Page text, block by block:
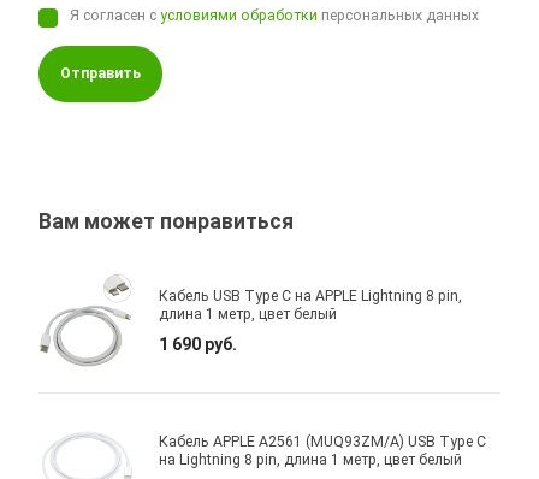
Я согласен сусловиями обработки персональных данных
Отправить
Вам может понравиться
Кабель USB Type C на APPLE Lightning 8 pin,
длина 1 метр, цвет белый
1 690 руб.
Кабель APPLE A2561 (MUQ93ZM/A) USB Type C
на Lightning 8 pin, длина 1 метр, цвет белый